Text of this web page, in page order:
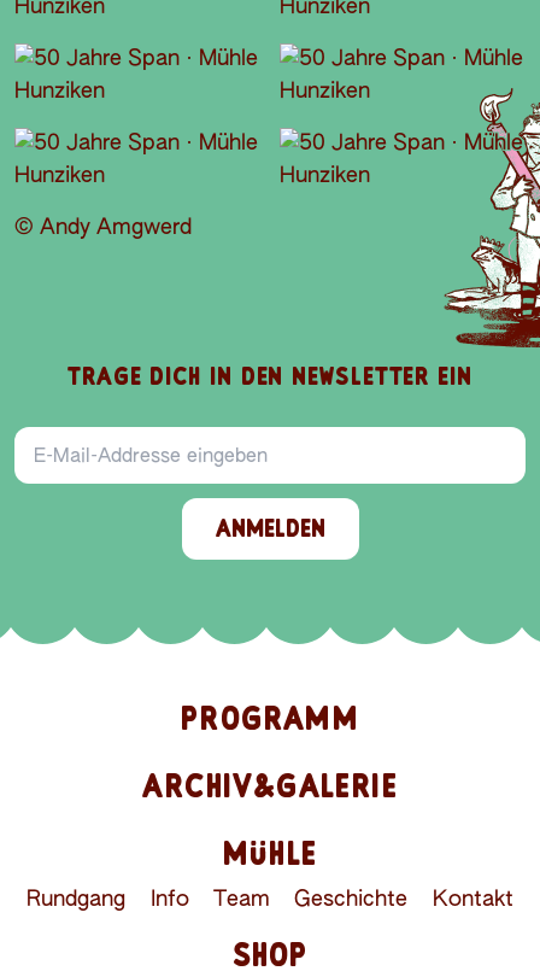
© Andy Amgwerd
V I D E O A B S P I E L E N
TRAGE DICH IN DEN NEWSLETTER EIN
E-Mail-Addresse
ANMELDEN
PROGRAMM
ARCHIV&GALERIE
MÜHLE
Rundgang Info Team Geschichte Kontakt
SHOP